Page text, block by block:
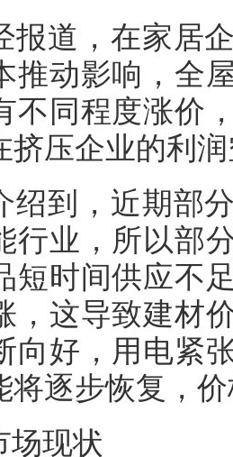
报道，在家居
推动影响，全
不同程度涨价
挤压企业的利
绍到，近期部
行业，所以部
短时间供应不
，这导致建材
向好，用电紧
将逐步恢复，
场现状